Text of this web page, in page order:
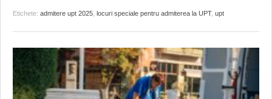
Etichete: admitere upt 2025 locuri speciale pentru admiterea la UPT, upt